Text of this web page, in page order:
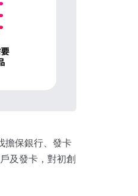
擔保銀行、發卡
及發卡，對初創